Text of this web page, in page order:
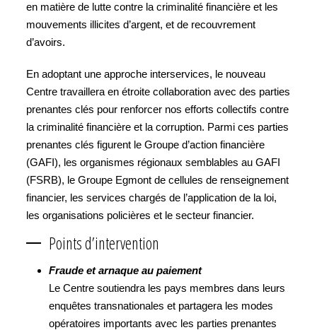
en matière de lutte contre la criminalité financière et les
mouvements illicites d’argent, et de recouvrement
d’avoirs.
En adoptant une approche interservices, le nouveau
Centre travaillera en étroite collaboration avec des parties
prenantes clés pour renforcer nos efforts collectifs contre
la criminalité financière et la corruption. Parmi ces parties
prenantes clés figurent le Groupe d’action financière
(GAFI), les organismes régionaux semblables au GAFI
(FSRB), le Groupe Egmont de cellules de renseignement
financier, les services chargés de l’application de la loi,
les organisations policières et le secteur financier.
Points d’intervention
Fraude et arnaque au paiement
Le Centre soutiendra les pays membres dans leurs
enquêtes transnationales et partagera les modes
opératoires importants avec les parties prenantes